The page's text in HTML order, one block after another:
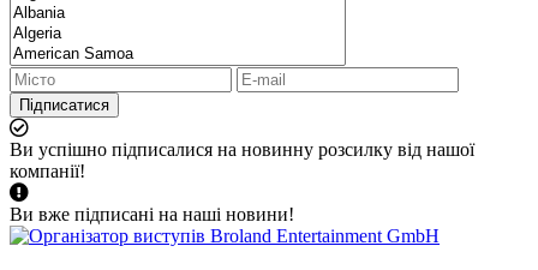
Підписатися
Ви успішно підписалися на новинну розсилку від нашої
компанії!
Ви вже підписані на наші новини!